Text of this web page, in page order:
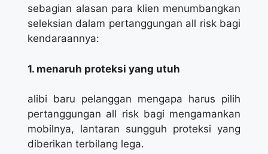
sebagian alasan para klien menumbangkan
seleksian dalam pertanggungan all risk bagi
kendaraannya:
1. menaruh proteksi yang utuh
alibi baru pelanggan mengapa harus pilih
pertanggungan all risk bagi mengamankan
mobilnya, lantaran sungguh proteksi yang
diberikan terbilang lega.